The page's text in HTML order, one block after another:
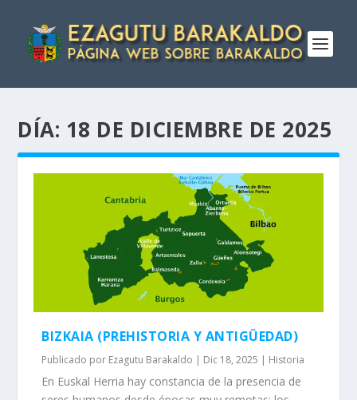
DÍA: 18 DE DICIEMBRE DE 2025
BIZKAIA (PREHISTORIA Y ANTIGÜEDAD)
Publicado por Ezagutu Barakaldo | Dic 18, 2025 | Historia
En Euskal Herria hay constancia de la presencia de